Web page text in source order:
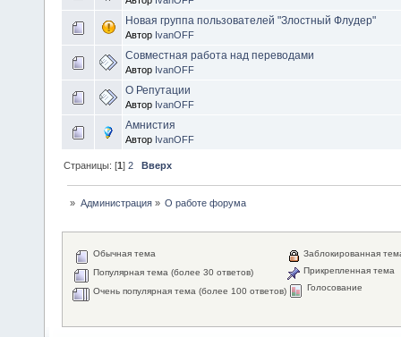
Новая группа пользователей "Злостный Флудер"
Автор IvanOFF
Совместная работа над переводами
Автор IvanOFF
О Репутации
Автор IvanOFF
Амнистия
Автор IvanOFF
Страницы: [1]2 Вверх
» Администрация» О работе форума
Обычная тема
Популярная тема (более 30 ответов)
Очень популярная тема (более 100 ответов)
Заблокированная
Прикрепленная тема
Голосование